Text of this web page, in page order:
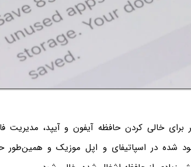
خالی کردن حافظه آیفون و آیپد، مدیریت
شده در اسپاتیفای و اپل موزیک و همین‌طور